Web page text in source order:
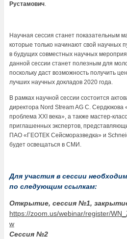
Рустамович.
Научная сессия станет показательным
которые только начинают свой научных
в будущих совместных научных
данной сессии станет полезным для
поскольку даст возможность получить
лучших научных докладов 2020 года.
В рамках научной сессии состоится
директора Nord Stream AG C.
проблема XXI века», а также мастер-
приглашенных экспертов,
ПАО «ГЕОТЕК Сейсморазведка» и
будет освещаться в СМИ.
Для участия в сессии
по следующим ссылкам:
Открытие, сессия №1,
https://zoom.us/webinar/register/
w
Сессия №2